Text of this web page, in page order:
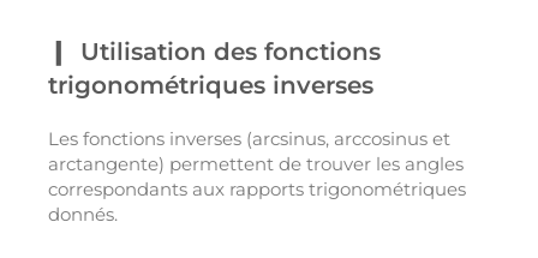
Utilisation des fonctions
trigonométriques inverses
Les fonctions inverses (arcsinus, arccosinus et
arctangente) permettent de trouver les angles
correspondants aux rapports trigonométriques
donnés.